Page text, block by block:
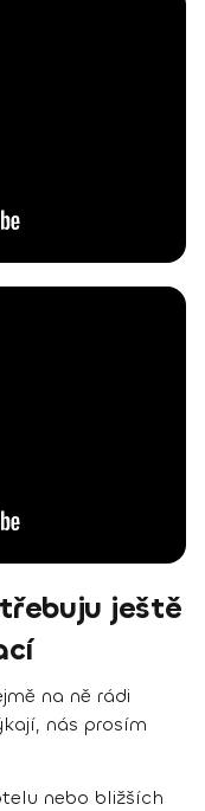
ještě
na ně rádi
nás prosím
nebo bližších